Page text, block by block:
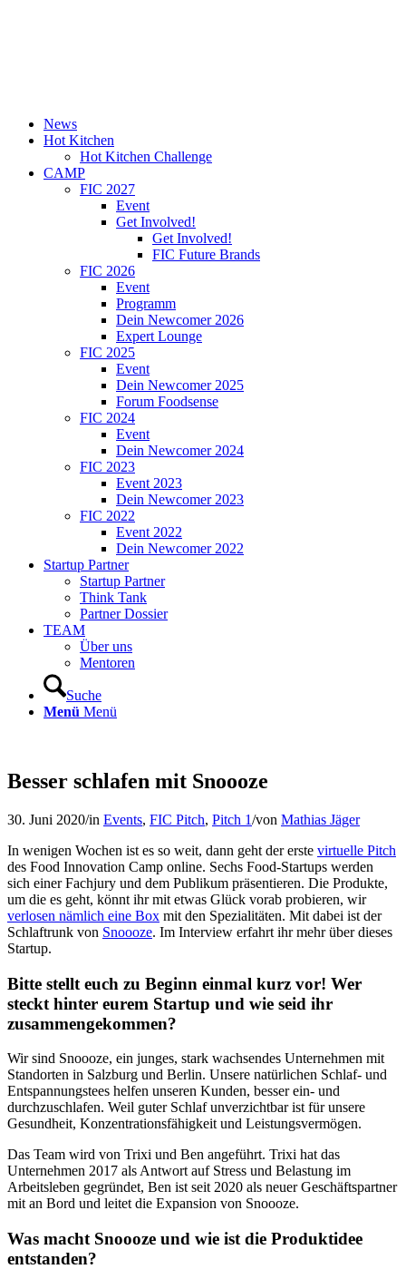
News
Hot Kitchen
Hot Kitchen Challenge
CAMP
FIC 2027
Event
Get Involved!
Get Involved!
FIC Future Brands
FIC 2026
Event
Programm
Dein Newcomer 2026
Expert Lounge
FIC 2025
Event
Dein Newcomer 2025
Forum Foodsense
FIC 2024
Event
Dein Newcomer 2024
FIC 2023
Event 2023
Dein Newcomer 2023
FIC 2022
Event 2022
Dein Newcomer 2022
Startup Partner
Startup Partner
Think Tank
Partner Dossier
TEAM
Über uns
Mentoren
Suche
Menü Menü
Besser schlafen mit Snoooze
30. Juni 2020/in Events, FIC Pitch, Pitch 1/von Mathias Jäger
In wenigen Wochen ist es so weit, dann geht der erste virtuelle Pitch
des Food Innovation Camp online. Sechs Food-Startups werden
sich einer Fachjury und dem Publikum präsentieren. Die Produkte,
um die es geht, könnt ihr mit etwas Glück vorab probieren, wir
verlosen nämlich eine Box mit den Spezialitäten. Mit dabei ist der
Schlaftrunk von Snoooze. Im Interview erfahrt ihr mehr über dieses
Startup.
Bitte stellt euch zu Beginn einmal kurz vor! Wer
steckt hinter eurem Startup und wie seid ihr
zusammengekommen?
Wir sind Snoooze, ein junges, stark wachsendes Unternehmen mit
Standorten in Salzburg und Berlin. Unsere natürlichen Schlaf- und
Entspannungstees helfen unseren Kunden, besser ein- und
durchzuschlafen. Weil guter Schlaf unverzichtbar ist für unsere
Gesundheit, Konzentrationsfähigkeit und Leistungsvermögen.
Das Team wird von Trixi und Ben angeführt. Trixi hat das
Unternehmen 2017 als Antwort auf Stress und Belastung im
Arbeitsleben gegründet, Ben ist seit 2020 als neuer Geschäftspartner
mit an Bord und leitet die Expansion von Snoooze.
Was macht Snoooze und wie ist die Produktidee
entstanden?